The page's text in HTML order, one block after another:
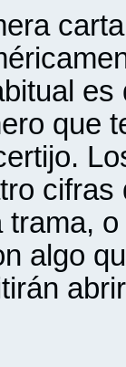
que
trama,
algo